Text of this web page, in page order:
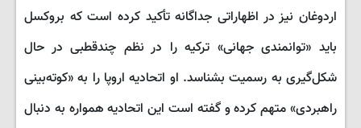
اردوغان نیز در اظهاراتی جداگانه تأکید کرده است که بروکسل
باید «توانمندی جهانی» ترکیه را در نظم چندقطبی در حال
شکل‌گیری به رسمیت بشناسد. او اتحادیه اروپا را به «کوته‌بینی
راهبردی» متهم کرده و گفته است این اتحادیه همواره به دنبال